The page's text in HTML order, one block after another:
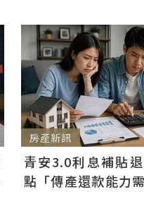
房產新訊
青安3.0利息補貼
點「傳產還款能力